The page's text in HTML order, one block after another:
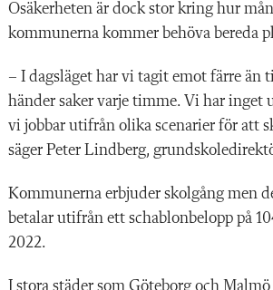
Osäkerheten är dock stor kring hur
kommunerna kommer behöva bereda
– I dagsläget har vi tagit emot färre än
händer saker varje timme. Vi har inget
vi jobbar utifrån olika scenarier för att
säger Peter Lindberg,
Kommunerna erbjuder skolgång men
betalar utifrån ett schablonbelopp på
2022.
I stora städer som Göteborg och